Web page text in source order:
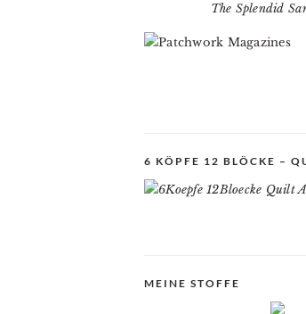
The Splendid
6 KÖPFE 12 BLÖCKE –
MEINE STOFFE